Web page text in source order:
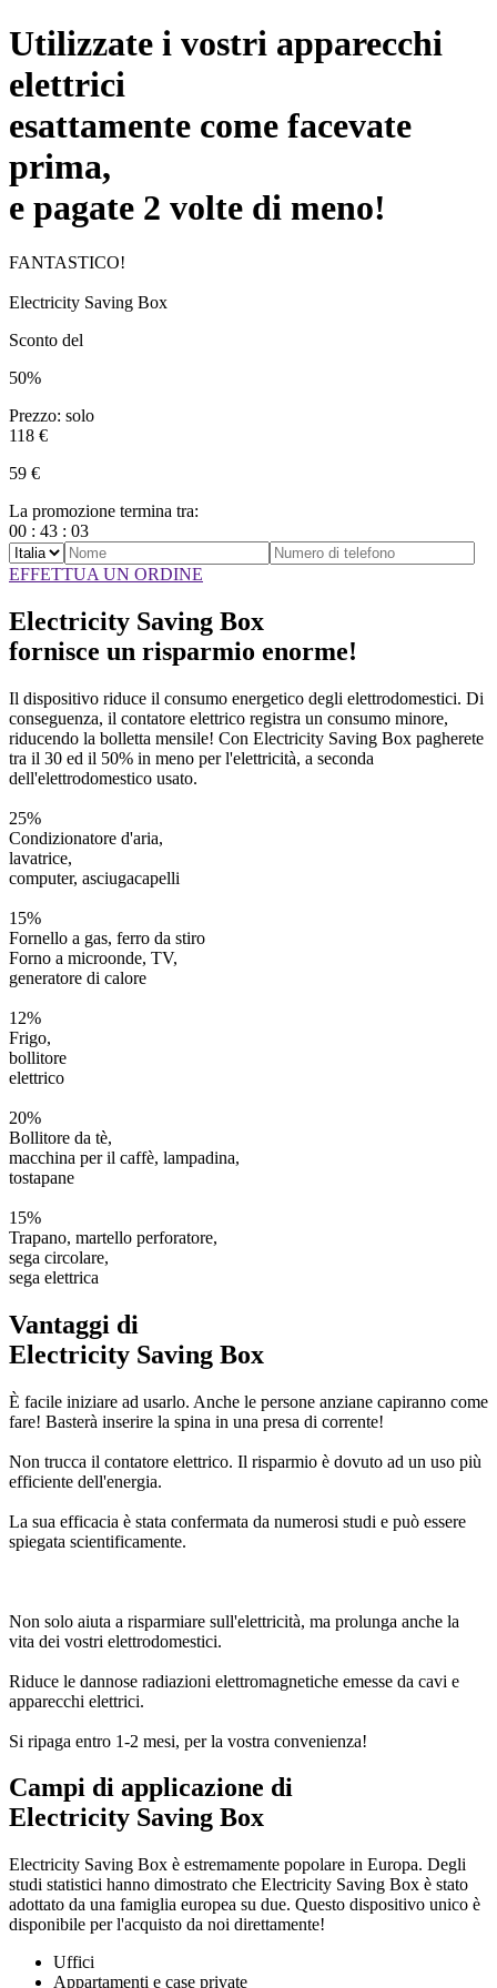
Utilizzate i vostri apparecchi
elettrici
esattamente come facevate
prima,
e pagate 2 volte di meno!
FANTASTICO!
Electricity Saving Box
Sconto del
50%
Prezzo: solo
118 €
59 €
La promozione termina tra:
00 : 43 : 03
EFFETTUA UN ORDINE
Electricity Saving Box
fornisce un risparmio enorme!
Il dispositivo riduce il consumo energetico degli elettrodomestici. Di
conseguenza, il contatore elettrico registra un consumo minore,
riducendo la bolletta mensile! Con Electricity Saving Box pagherete
tra il 30 ed il 50% in meno per l'elettricità, a seconda
dell'elettrodomestico usato.
25%
Condizionatore d'aria,
lavatrice,
computer, asciugacapelli
15%
Fornello a gas, ferro da stiro
Forno a microonde, TV,
generatore di calore
12%
Frigo,
bollitore
elettrico
20%
Bollitore da tè,
macchina per il caffè, lampadina,
tostapane
15%
Trapano, martello perforatore,
sega circolare,
sega elettrica
Vantaggi di
Electricity Saving Box
È facile iniziare ad usarlo. Anche le persone anziane capiranno come
fare! Basterà inserire la spina in una presa di corrente!
Non trucca il contatore elettrico. Il risparmio è dovuto ad un uso più
efficiente dell'energia.
La sua efficacia è stata confermata da numerosi studi e può essere
spiegata scientificamente.
Non solo aiuta a risparmiare sull'elettricità, ma prolunga anche la
vita dei vostri elettrodomestici.
Riduce le dannose radiazioni elettromagnetiche emesse da cavi e
apparecchi elettrici.
Si ripaga entro 1-2 mesi, per la vostra convenienza!
Campi di applicazione di
Electricity Saving Box
Electricity Saving Box è estremamente popolare in Europa. Degli
studi statistici hanno dimostrato che Electricity Saving Box è stato
adottato da una famiglia europea su due. Questo dispositivo unico è
disponibile per l'acquisto da noi direttamente!
Uffici
Appartamenti e case private